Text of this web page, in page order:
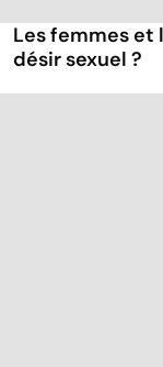
Les femmes et
désir sexuel ?